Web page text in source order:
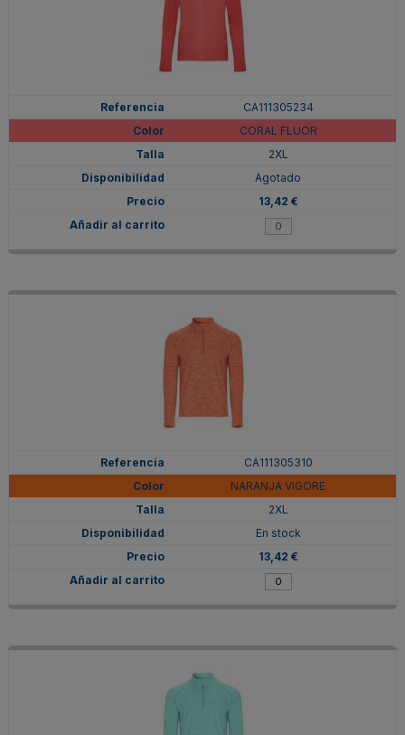
CA111305234
CORAL FLUOR
2XL
Agotado
13,42 €
CA111305310
NARANJA VIGORE
2XL
En stock
13,42 €